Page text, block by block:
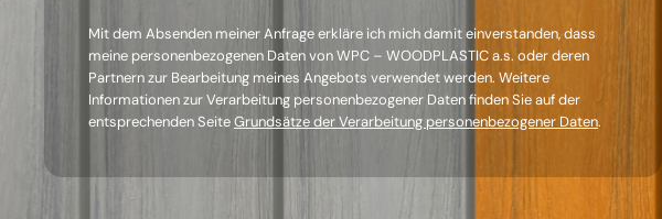
Mit dem Absenden meiner Anfrage erkläre ich mich damit einverstanden, dass
meine personenbezogenen Daten von WPC – WOODPLASTIC a.s. oder deren
Partnern zur Bearbeitung meines Angebots verwendet werden. Weitere
Informationen zur Verarbeitung personenbezogener Daten finden Sie auf der
entsprechenden SeiteGrundsätze der Verarbeitung personenbezogener Daten.